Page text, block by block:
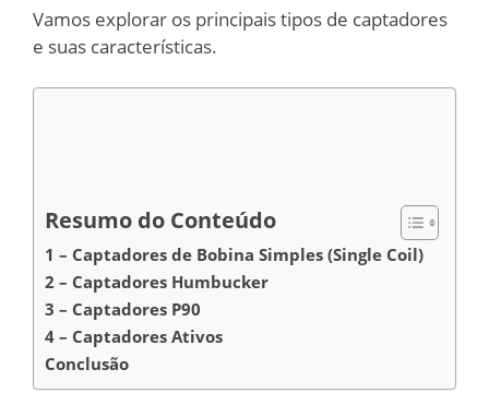
Vamos explorar os principais tipos de captadores
e suas características.
Resumo do Conteúdo
1 – Captadores de Bobina Simples (Single Coil)
2 – Captadores Humbucker
3 – Captadores P90
4 – Captadores Ativos
Conclusão